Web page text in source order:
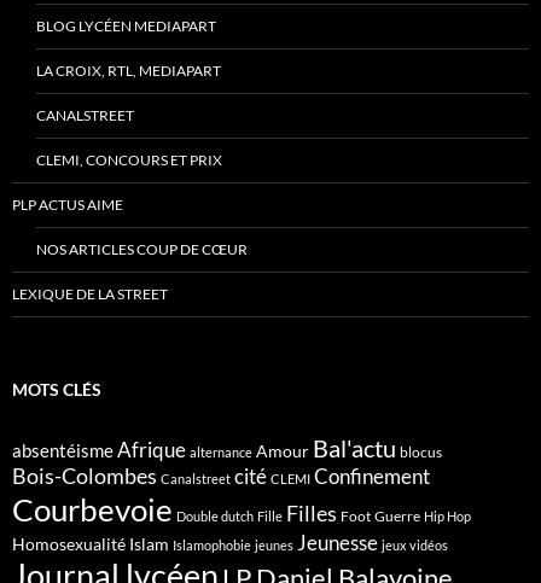
BLOG LYCÉEN MEDIAPART
LA CROIX, RTL, MEDIAPART
CANALSTREET
CLEMI, CONCOURS ET PRIX
PLP ACTUS AIME
NOS ARTICLES COUP DE CŒUR
LEXIQUE DE LA STREET
MOTS CLÉS
absentéismeAfrique alternance Amour Bal'actu blocus
Bois-Colombes Canalstreet cité CLEMI Confinement
Courbevoie Double dutch Fille Filles Foot Guerre Hip Hop
Homosexualité Islam Islamophobie jeunes Jeunesse jeux vidéos